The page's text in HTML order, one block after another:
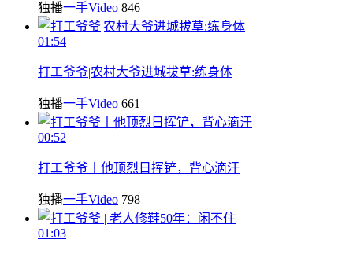
独播一手Video 846
01:54
打工爷爷|农村大爷进城拔草:练身体
独播一手Video 661
00:52
打工爷爷丨他顶烈日挥铲，背心滴汗
独播一手Video 798
01:03